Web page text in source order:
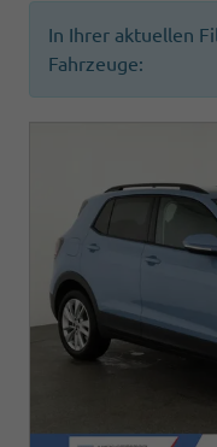
In Ihrer aktuellen
Fahrzeuge: